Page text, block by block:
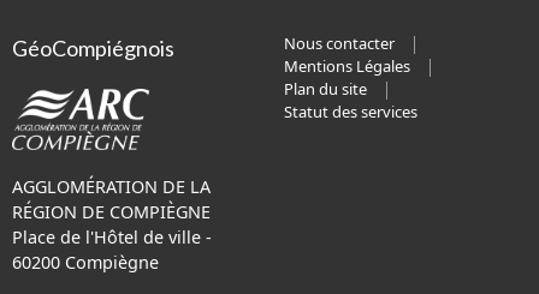
GéoCompiégnois
AGGLOMÉRATION DE LA
RÉGION DE COMPIÈGNE
Place de l'Hôtel de ville -
60200 Compiègne
Nous contacter
Mentions Légales
Plan du site
Statut des services